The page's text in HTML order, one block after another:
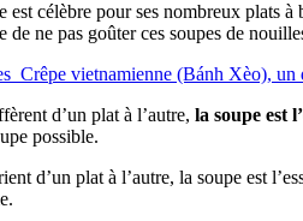
est célèbre pour ses nombreux plats
de ne pas goûter ces soupes de
Crêpe vietnamienne (Bánh Xèo), un
d’un plat à l’autre, la soupe est
possible.
d’un plat à l’autre, la soupe est